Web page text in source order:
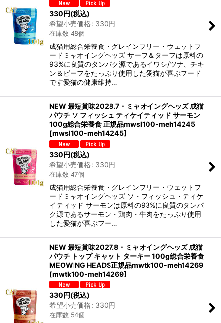
330円(税込)
希望小売価格: 330円
在庫数 48個
成猫用総合栄養食・グレインフリー・ウェットフ
ードミャオイングヘッズ サーフ＆ターフは原料の
93%に良質のタンパク源であるイワシ/ツナ、チキ
ン＆ビーフをたっぷり使用した愛猫が喜ぶフード
です愛猫の健康維持…
NEW 最短賞味2028.7・ミャオイングヘッズ 成猫
パウチ ソ フィッシュ ティケイティッド サーモン
100g総合栄養食 正規品mwsl100-meh14245
[mwsl100-meh14245]
330円(税込)
希望小売価格: 330円
在庫数 47個
成猫用総合栄養食・グレインフリー・ウェットフ
ードミャオイングヘッズ ソ・フィッシュ・ティケ
イティッド サーモンは原料の93%に良質のタンパ
ク源であるサーモン・鶏肉・牛肉をたっぷり使用
した愛猫が喜ぶフー…
NEW 最短賞味2027.8・ミャオイングヘッズ 成猫
パウチ トップ キャット ターキー 100g総合栄養食
MEOWING HEADS正規品mwtk100-meh14269
[mwtk100-meh14269]
330 円(税込)
希望小売価格: 330円
在庫数 54個